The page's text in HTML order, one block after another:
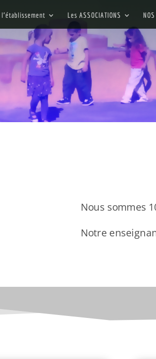
l’établissement Les ASSOCIATIONS
Nous sommes
Notre